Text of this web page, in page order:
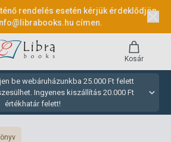
rendelés esetén kérjük érdeklődjön
címen.
be webáruházunkba 25.000 Ft felett
Ingyenes kiszállítás 20.000 Ft
értékhatár felett!
Kosár